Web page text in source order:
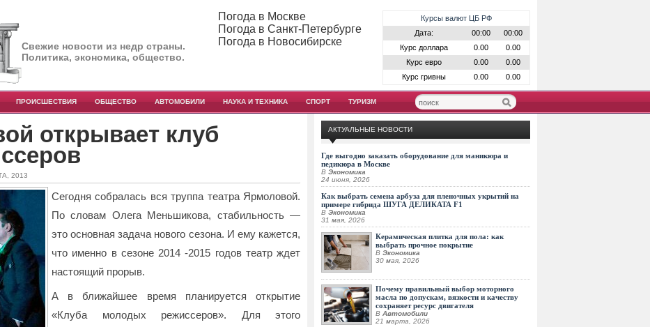
Свежие новости из недр страны.
Политика, экономика, общество.
Курсы валют ЦБ РФ
Дата:
00:00
00:00
Курс доллара
0.00
0.00
Курс евро
0.00
0.00
Курс гривны
0.00 0.00
Погода в Москве
Погода в Санкт-Петербурге
Погода в Новосибирске
ПРОИСШЕСТВИЯ ОБЩЕСТВО АВТОМОБИЛИ НАУКА И ТЕХНИКА СПОРТ ТУРИЗМ
открывает клуб
2013
Сегодня собралась вся труппа театра Ярмоловой.
По словам Олега Меньшикова, стабильность —
это основная задача нового сезона. И ему кажется,
что именно в сезоне 2014 -2015 годов театр ждет
настоящий прорыв.
А в ближайшее время планируется открытие
«Клуба молодых режиссеров». Для этого
АКТУАЛЬНЫЕ НОВОСТИ
Где выгодно заказать оборудование для маникюра и
педикюра в Москве
В Экономика
24 июня, 2026
Как выбрать семена арбуза для пленочных укрытий на
примере гибрида ШУГА ДЕЛИКАТА F1
В Экономика
31 мая, 2026
Керамическая плитка для пола: как
выбрать прочное покрытие
В Экономика
30 мая, 2026
Почему правильный выбор моторного
масла по допускам, вязкости и качеству
сохраняет ресурс двигателя
В Автомобили
21 марта, 2026